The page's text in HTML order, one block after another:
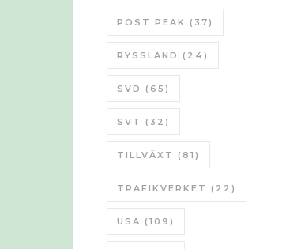
POST PEAK (37)
RYSSLAND (24)
SVD (65)
SVT (32)
TILLVÄXT (81)
TRAFIKVERKET (22)
USA (109)